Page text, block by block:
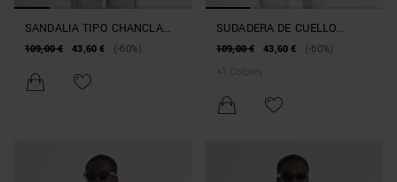
SANDALIA TIPO CHANCLA
«OLAF» EN MATERIAL
109,00 € 43,60 € (-60%)
SUDADERA DE CUELLO
REDONDO REGULAR FIT DE
109,00 € 43,60 €
(-60%)
+
Colores